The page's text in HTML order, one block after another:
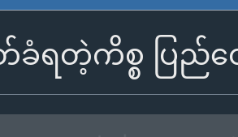
တ်ခံရတဲ့ကိစ္စ ပြ